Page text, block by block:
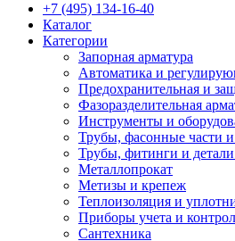
+7 (495) 134-16-40
Каталог
Категории
Запорная арматура
Автоматика и
Предохранительная и
Фазоразделительная
Инструменты и
Трубы, фасонные части
Трубы, фитинги и
Металлопрокат
Метизы и крепеж
Теплоизоляция и
Приборы учета и
Сантехника